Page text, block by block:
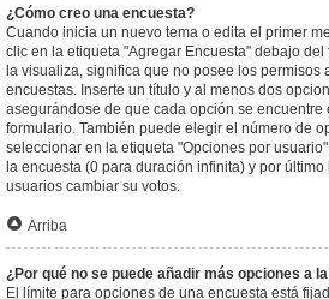
¿Cómo creo una encuesta?
Cuando inicia un nuevo tema o edita el primer
clic en la etiqueta "Agregar Encuesta" debajo
la visualiza, significa que no posee los permisos
encuestas. Inserte un título y al menos dos
asegurándose de que cada opción se encuentre
formulario. También puede elegir el número de
seleccionar en la etiqueta "Opciones por
la encuesta (0 para duración infinita) y por
usuarios cambiar su votos.
Arriba
¿Por qué no se puede añadir más opciones a
El límite para opciones de una encuesta está